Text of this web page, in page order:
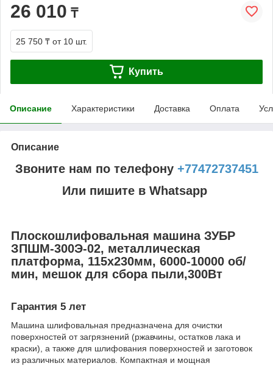
26 010 ₸
25 750 ₸ от 10 шт.
Купить
Описание Характеристики Доставка Оплата
Описание
Звоните нам по телефону +77472737451
Или пишите в Whatsapp
Плоскошлифовальная машина ЗУБР
ЗПШМ-300Э-02, металлическая
платформа, 115х230мм, 6000-10000 об/
мин, мешок для сбора пыли,300Вт
Гарантия 5 лет
Машина шлифовальная предназначена для очистки
поверхностей от загрязнений (ржавчины, остатков лака и
краски), а также для шлифования поверхностей и заготовок
из различных материалов. Компактная и мощная